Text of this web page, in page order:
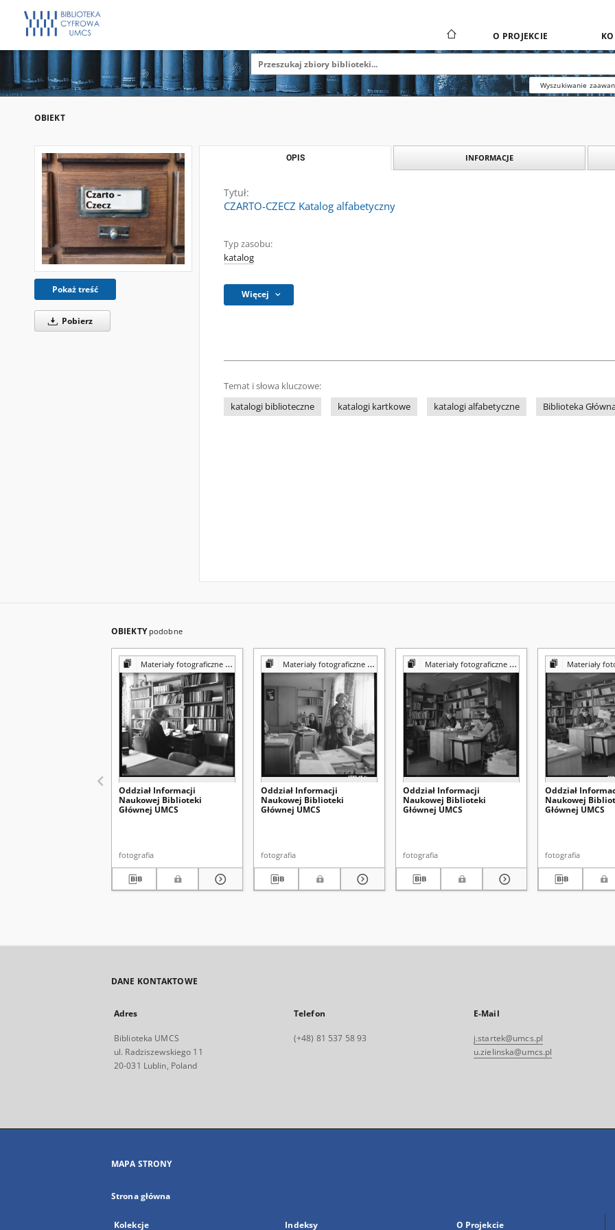
O PROJEKCIE
Wyszukiwanie
OBIEKT
Pokaż treść
Pobierz
OPIS INFORMACJE
Tytuł:
CZARTO-CZECZ Katalog alfabetyczny
Typ zasobu:
katalog
Więcej
Temat i słowa kluczowe:
katalogi biblioteczne
katalogi kartkowe katalogi alfabetyczne Biblioteka
OBIEKTY podobne
Materiały fotograficzne z Pracowni Reprografii Biblioteki UMCS
Oddział Informacji
Naukowej Biblioteki
Głównej UMCS
fotografia
Materiały fotograficzne z Pracowni Reprografii Biblioteki UMCS
Oddział Informacji
Naukowej Biblioteki
Głównej UMCS
fotografia
Materiały fotograficzne z Pracowni Reprografii Biblioteki UMCS
Oddział Informacji
Naukowej Biblioteki
Głównej UMCS
fotografia
Materiały fotograficzne z Pracowni
Oddział
Naukowej
Głównej UMCS
fotografia
DANE KONTAKTOWE
Adres
Biblioteka UMCS
ul. Radziszewskiego 11
20-031 Lublin, Poland
Telefon
(+48) 81 537 58 93
E-Mail
j.startek@umcs.pl
u.zielinska@umcs.pl
MAPA STRONY
Strona główna
Kolekcje Indeksy O Projekcie